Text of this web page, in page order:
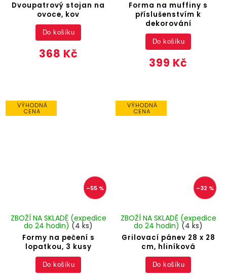
Dvoupatrový stojan na
ovoce, kov
368 Kč
Do košíku
Forma na muffiny s
příslušenstvím k
dekorování
399 Kč
Do košíku
VÝHODNÁ
CENA
–55 %
Formy na pečení s
lopatkou, 3 kusy
ZBOŽÍ NA SKLADĚ (expedice
do 24 hodin) (4 ks)
Do košíku
VÝHODNÁ
CENA
–32 %
Grilovací pánev 28 x 28
cm, hliníková
ZBOŽÍ NA SKLADĚ (expedice
do 24 hodin) (4 ks)
Do košíku